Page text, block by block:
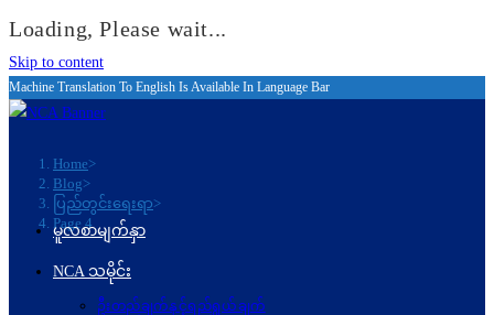
Loading, Please wait...
Skip to content
Machine Translation To English Is Available In Language Bar
Home>
Blog>
ပြည်တွင်းရေးရာ>
Page 4
မူလစာမျက်နှာ
NCA သမိုင်း
ဦးတည်ချက်နှင့်ရည်ရွယ်ချက်